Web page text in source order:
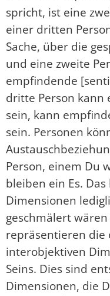
spricht, ist eine
einer dritten
Sache, über die
und eine zweite
empfindende
dritte Person kann
sein, kann
sein. Personen
Person, einem Du
bleiben ein Es.
Dimensionen
geschmälert
repräsentieren die
interobjektiven
Seins. Dies sind
Dimensionen, die